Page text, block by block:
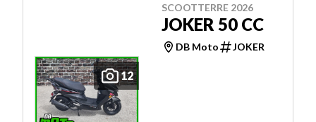
12
SCOOTTERRE 2026
JOKER 50 CC
DB Moto JOKER